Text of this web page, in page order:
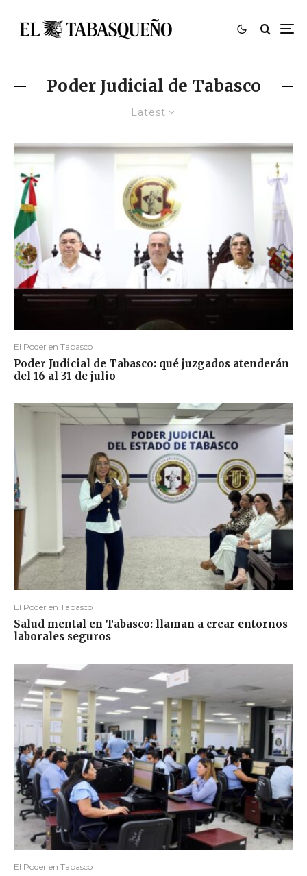
Poder Judicial de Tabasco
Latest
El Poder en Tabasco
Poder Judicial de Tabasco: qué juzgados atenderán
del 16 al 31 de julio
El Poder en Tabasco
Salud mental en Tabasco: llaman a crear entornos
laborales seguros
El Poder en Tabasco